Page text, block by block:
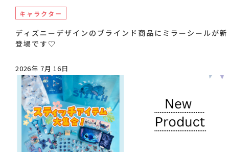
キャラクター
ディズニーデザインのブラインド商品にミラーシールが新
登場です♡
2026年 7月 16日